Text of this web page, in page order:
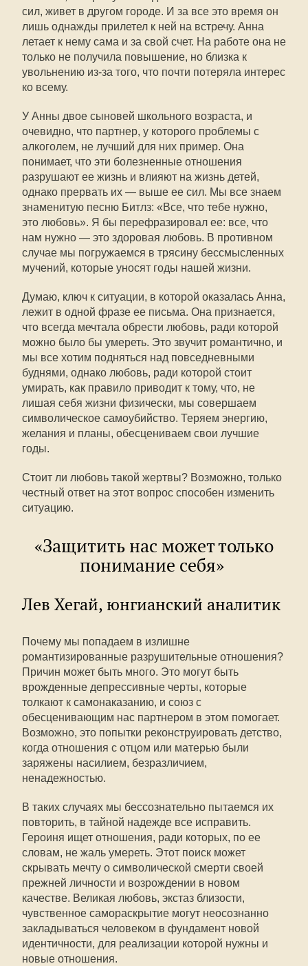
сил, живет в другом городе. И за все это время он
лишь однажды прилетел к ней на встречу. Анна
летает к нему сама и за свой счет. На работе она не
только не получила повышение, но близка к
увольнению из-за того, что почти потеряла интерес
ко всему.
У Анны двое сыновей школьного возраста, и
очевидно, что партнер, у которого проблемы с
алкоголем, не лучший для них пример. Она
понимает, что эти болезненные отношения
разрушают ее жизнь и влияют на жизнь детей,
однако прервать их — выше ее сил. Мы все знаем
знаменитую песню Битлз: «Все, что тебе нужно,
это любовь». Я бы перефразировал ее: все, что
нам нужно — это здоровая любовь. В противном
случае мы погружаемся в трясину бессмысленных
мучений, которые уносят годы нашей жизни.
Думаю, ключ к ситуации, в которой оказалась Анна,
лежит в одной фразе ее письма. Она признается,
что всегда мечтала обрести любовь, ради которой
можно было бы умереть. Это звучит романтично, и
мы все хотим подняться над повседневными
буднями, однако любовь, ради которой стоит
умирать, как правило приводит к тому, что, не
лишая себя жизни физически, мы совершаем
символическое самоубийство. Теряем энергию,
желания и планы, обесцениваем свои лучшие
годы.
Стоит ли любовь такой жертвы? Возможно, только
честный ответ на этот вопрос способен изменить
ситуацию.
«Защитить нас может только
понимание себя»
Лев Хегай, юнгианский аналитик
Почему мы попадаем в излишне
романтизированные разрушительные отношения?
Причин может быть много. Это могут быть
врожденные депрессивные черты, которые
толкают к самонаказанию, и союз с
обесценивающим нас партнером в этом помогает.
Возможно, это попытки реконструировать детство,
когда отношения с отцом или матерью были
заряжены насилием, безразличием,
ненадежностью.
В таких случаях мы бессознательно пытаемся их
повторить, в тайной надежде все исправить.
Героиня ищет отношения, ради которых, по ее
словам, не жаль умереть. Этот поиск может
скрывать мечту о символической смерти своей
прежней личности и возрождении в новом
качестве. Великая любовь, экстаз близости,
чувственное самораскрытие могут неосознанно
закладываться человеком в фундамент новой
идентичности, для реализации которой нужны и
новые отношения.